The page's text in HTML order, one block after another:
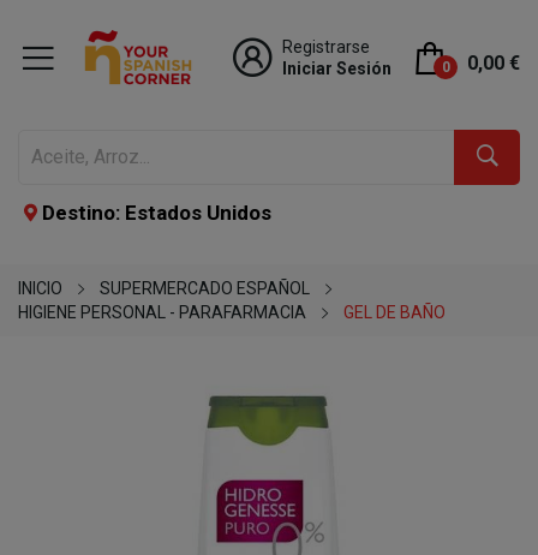
Registrarse
Iniciar Sesión
0 0,00 €
Destino: Estados Unidos
INICIO
SUPERMERCADO ESPAÑOL
HIGIENE PERSONAL - PARAFARMACIA
GEL DE BAÑO